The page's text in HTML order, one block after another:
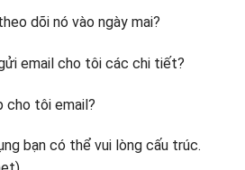
dõi nó vào ngày mai?
email cho tôi các chi tiết?
cho tôi email?